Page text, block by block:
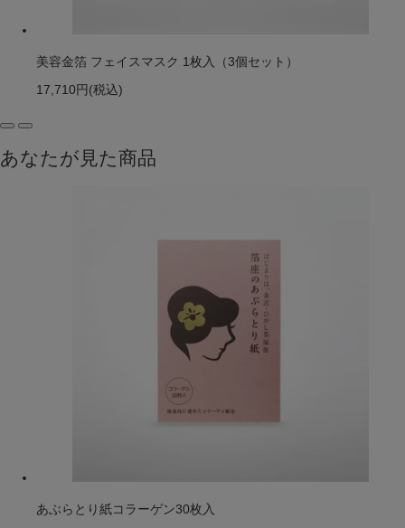
美容金箔 フェイスマスク 1枚入（3個セット）
17,710円 (税込)
あなたが見た商品
あぶらとり紙コラーゲン30枚入